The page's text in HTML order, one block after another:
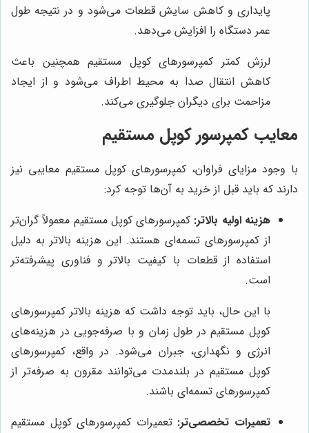
پایداری و کاهش سایش قطعات می‌شود و در نتیجه طول
عمر دستگاه را افزایش می‌دهد.
لرزش کمتر کمپرسورهای کوپل مستقیم همچنین باعث
کاهش انتقال صدا به محیط اطراف می‌شود و از ایجاد
مزاحمت برای دیگران جلوگیری می‌کند.
معایب کمپرسور کوپل مستقیم
با وجود مزایای فراوان، کمپرسورهای کوپل مستقیم معایبی نیز
دارند که باید قبل از خرید به آن‌ها توجه کرد:
هزینه اولیه بالاتر: کمپرسورهای کوپل مستقیم معمولاً گران‌تر
از کمپرسورهای تسمه‌ای هستند. این هزینه بالاتر به دلیل
استفاده از قطعات با کیفیت بالاتر و فناوری پیشرفته‌تر
است.
با این حال، باید توجه داشت که هزینه بالاتر کمپرسورهای
کوپل مستقیم در طول زمان و با صرفه‌جویی در هزینه‌های
انرژی و نگهداری، جبران می‌شود. در واقع، کمپرسورهای
کوپل مستقیم در بلندمدت می‌توانند مقرون به صرفه‌تر از
کمپرسورهای تسمه‌ای باشند.
تعمیرات تخصصی‌تر: تعمیرات کمپرسورهای کوپل مستقیم